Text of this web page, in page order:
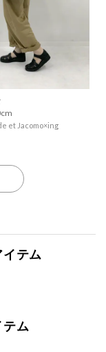
et Jacomo×ing
テム
ム